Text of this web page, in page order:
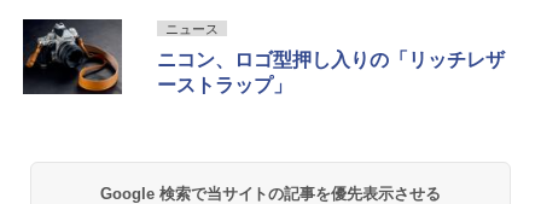
ニュース
ニコン、ロゴ型押し入りの「リッチレザ
ーストラップ」
Google 検索で当サイトの記事を優先表示させる